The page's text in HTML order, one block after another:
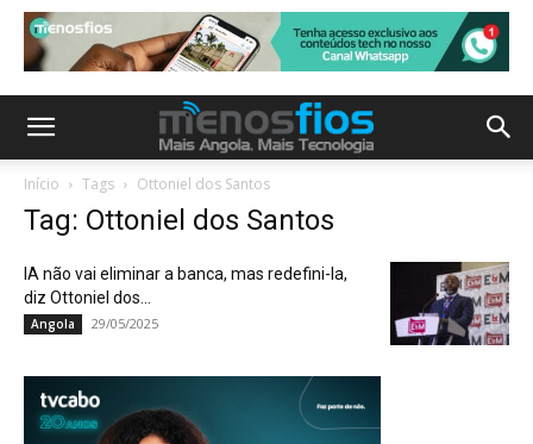
Início Tags Ottoniel dos Santos
Tag: Ottoniel dos Santos
IA não vai eliminar a banca, mas redefini-la,
diz Ottoniel dos...
Angola 29/05/2025